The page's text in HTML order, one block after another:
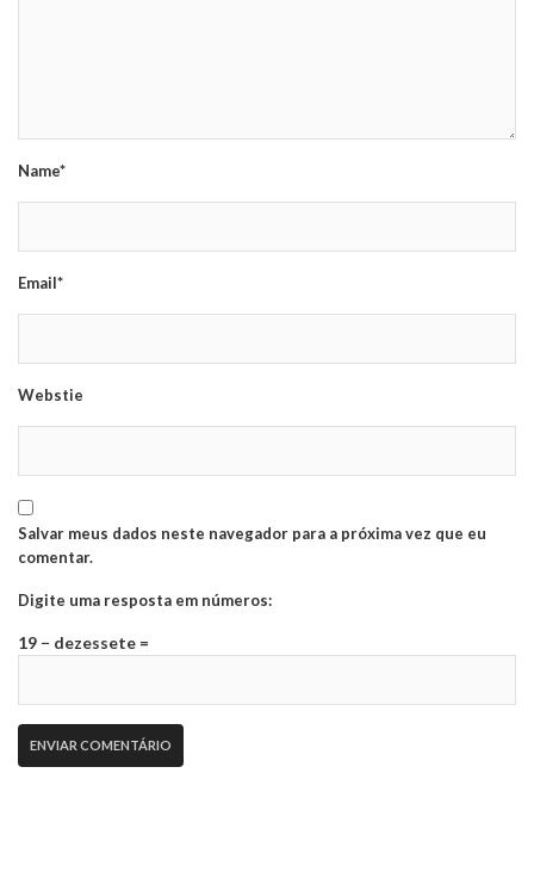
Name*
Email*
Webstie
Salvar meus dados neste navegador para a próxima vez que eu
comentar.
Digite uma resposta em números:
19 − dezessete =